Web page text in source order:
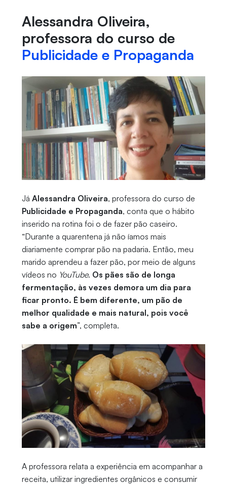
Alessandra Oliveira,
professora do curso de
Publicidade e Propaganda
Já Alessandra Oliveira, professora do curso de
Publicidade e Propaganda, conta que o hábito
inserido na rotina foi o de fazer pão caseiro.
“Durante a quarentena já não íamos mais
diariamente comprar pão na padaria. Então, meu
marido aprendeu a fazer pão, por meio de alguns
vídeos no YouTube. Os pães são de longa
fermentação, às vezes demora um dia para
ficar pronto. É bem diferente, um pão de
melhor qualidade e mais natural, pois você
sabe a origem”, completa.
A professora relata a experiência em acompanhar a
receita, utilizar ingredientes orgânicos e consumir